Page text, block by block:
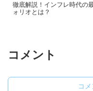
徹底解説！インフレ時代の
ォリオとは？
コメント
コ